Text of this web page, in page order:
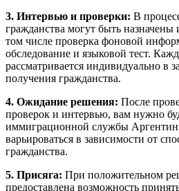
3. Интервью и проверки: В
гражданства могут быть
том числе проверка фоновой
обследование и языковой тест.
рассматривается индивидуально в
получения гражданства.
4. Ожидание решения: После
проверок и интервью, вам нужно
иммиграционной службы
варьироваться в зависимости от
гражданства.
5. Присяга: При положительном
предоставлена возможность